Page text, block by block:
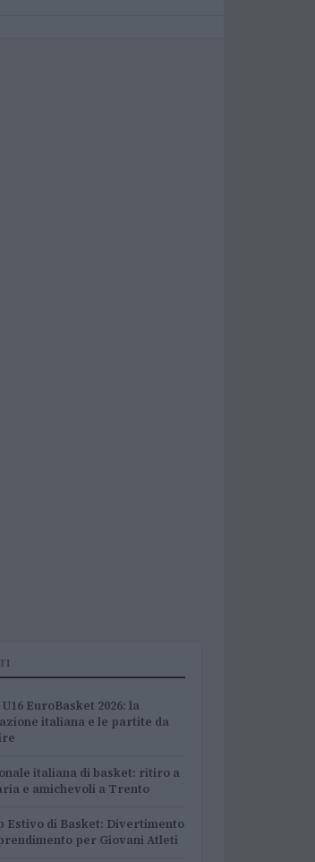
EuroBasket 2026: la
italiana e le partite da
italiana di basket: ritiro a
e amichevoli a Trento
Estivo di Basket: Divertimento
per Giovani Atleti